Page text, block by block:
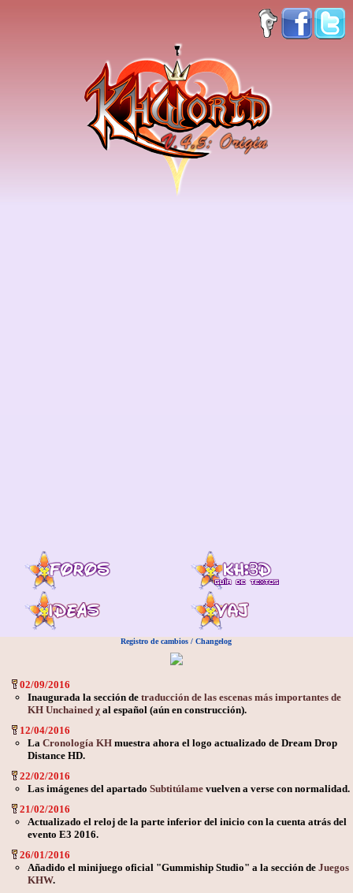
Registro de cambios / Changelog
02/09/2016
Inaugurada la sección detraducción de las escenas más importantes de
KH Unchained χal español (aún en construcción).
12/04/2016
LaCronología KH muestra ahora el logo actualizado de Dream Drop
Distance HD.
22/02/2016
Las imágenes del apartadoSubtitúlame vuelven a verse con normalidad.
21/02/2016
Actualizado el reloj de la parte inferior del inicio con la cuenta atrás del
evento E3 2016.
26/01/2016
Añadido el minijuego oficial "Gummiship Studio" a la sección deJuegos
KHW.